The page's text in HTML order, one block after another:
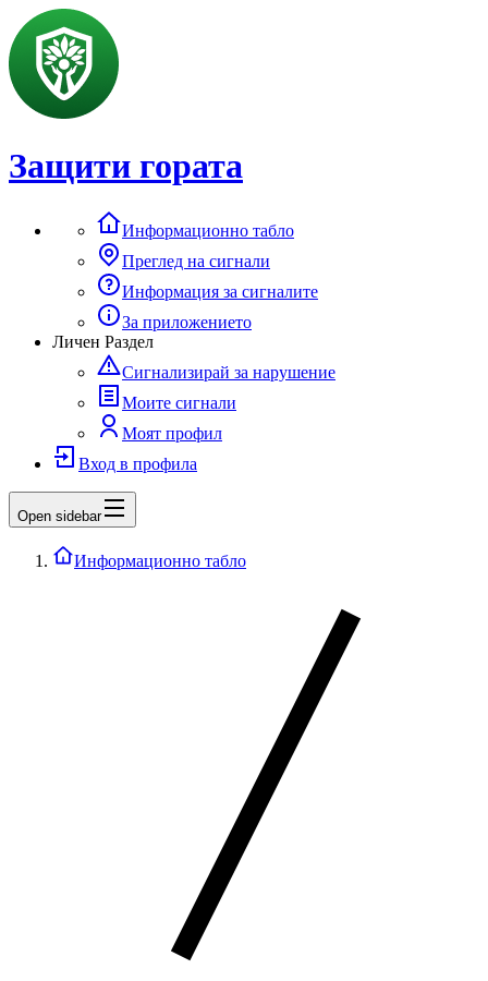
Защити гората
Информационно табло
Преглед на сигнали
Информация за сигналите
За приложението
Личен Раздел
Сигнализирай за нарушение
Моите сигнали
Моят профил
Вход в профила
Open sidebar
Информационно табло